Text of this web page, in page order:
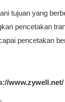
tujuan yang
pencetakan
pencetakan
www.zywell.net/